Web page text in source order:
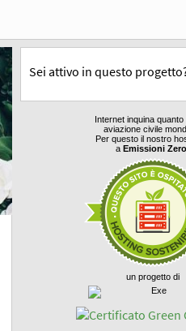
Sei attivo in questo
Internet inquina quanto
aviazione civile
Per questo il nostro
aEmissioni Zero
un progetto di